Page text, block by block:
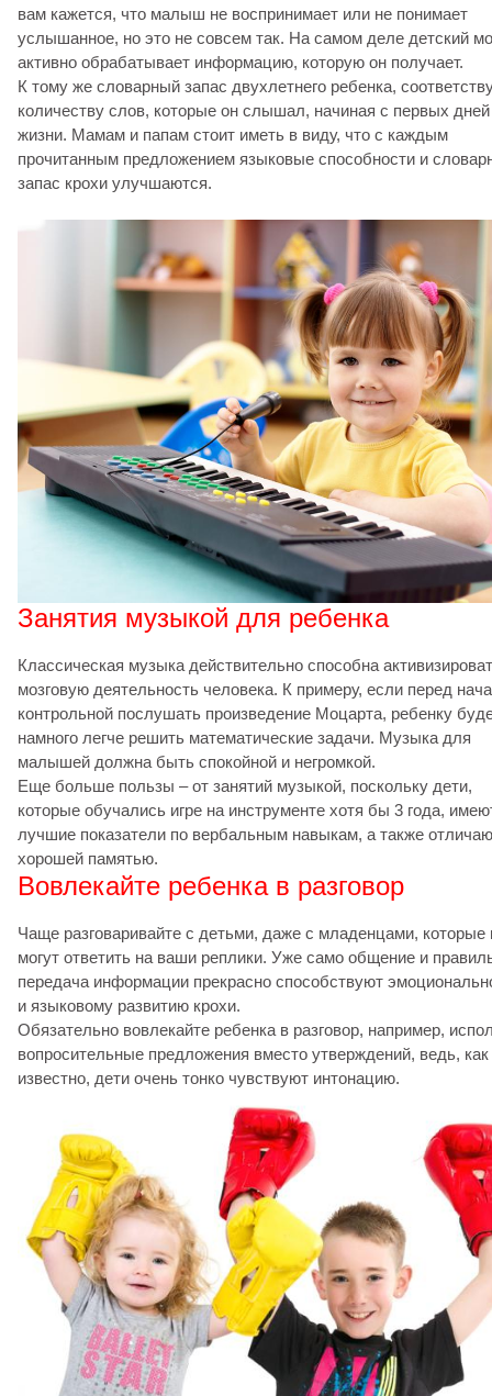
вам кажется, что малыш не воспринимает или не понимает
услышанное, но это не совсем так. На самом деле детский
активно обрабатывает информацию, которую он получает.
К тому же словарный запас двухлетнего ребенка,
количеству слов, которые он слышал, начиная с первых дней
жизни. Мамам и папам стоит иметь в виду, что с каждым
прочитанным предложением языковые способности и
запас крохи улучшаются.
Занятия музыкой для ребенка
Классическая музыка действительно способна
мозговую деятельность человека. К примеру, если перед
контрольной послушать произведение Моцарта, ребенку
намного легче решить математические задачи. Музыка для
малышей должна быть спокойной и негромкой.
Еще больше пользы – от занятий музыкой, поскольку дети,
которые обучались игре на инструменте хотя бы 3 года,
лучшие показатели по вербальным навыкам, а также
хорошей памятью.
Вовлекайте ребенка в разговор
Чаще разговаривайте с детьми, даже с младенцами, которые
могут ответить на ваши реплики. Уже само общение и
передача информации прекрасно способствуют
и языковому развитию крохи.
Обязательно вовлекайте ребенка в разговор, например,
вопросительные предложения вместо утверждений, ведь, как
известно, дети очень тонко чувствуют интонацию.